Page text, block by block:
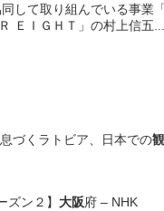
して取り組んでいる事業
ＥＩＧＨＴ」の村上信五
づくラトビア、日本での
ン２】 大阪府 – NHK